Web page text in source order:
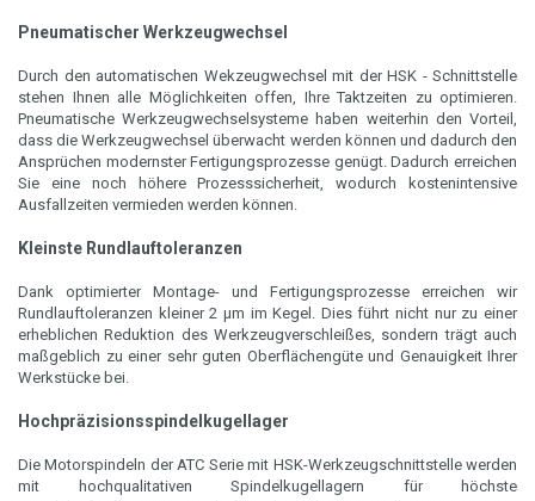
Pneumatischer Werkzeugwechsel
Durch den automatischen Wekzeugwechsel mit der HSK - Schnittstelle
stehen Ihnen alle Möglichkeiten offen, Ihre Taktzeiten zu optimieren.
Pneumatische Werkzeugwechselsysteme haben weiterhin den Vorteil,
dass die Werkzeugwechsel überwacht werden können und dadurch den
Ansprüchen modernster Fertigungsprozesse genügt. Dadurch erreichen
Sie eine noch höhere Prozesssicherheit, wodurch kostenintensive
Ausfallzeiten vermieden werden können.
Kleinste Rundlauftoleranzen
Dank optimierter Montage- und Fertigungsprozesse erreichen wir
Rundlauftoleranzen kleiner 2 μm im Kegel. Dies führt nicht nur zu einer
erheblichen Reduktion des Werkzeugverschleißes, sondern trägt auch
maßgeblich zu einer sehr guten Oberflächengüte und Genauigkeit Ihrer
Werkstücke bei.
Hochpräzisionsspindelkugellager
Die Motorspindeln der ATC Serie mit HSK-Werkzeugschnittstelle werden
mit hochqualitativen Spindelkugellagern für höchste